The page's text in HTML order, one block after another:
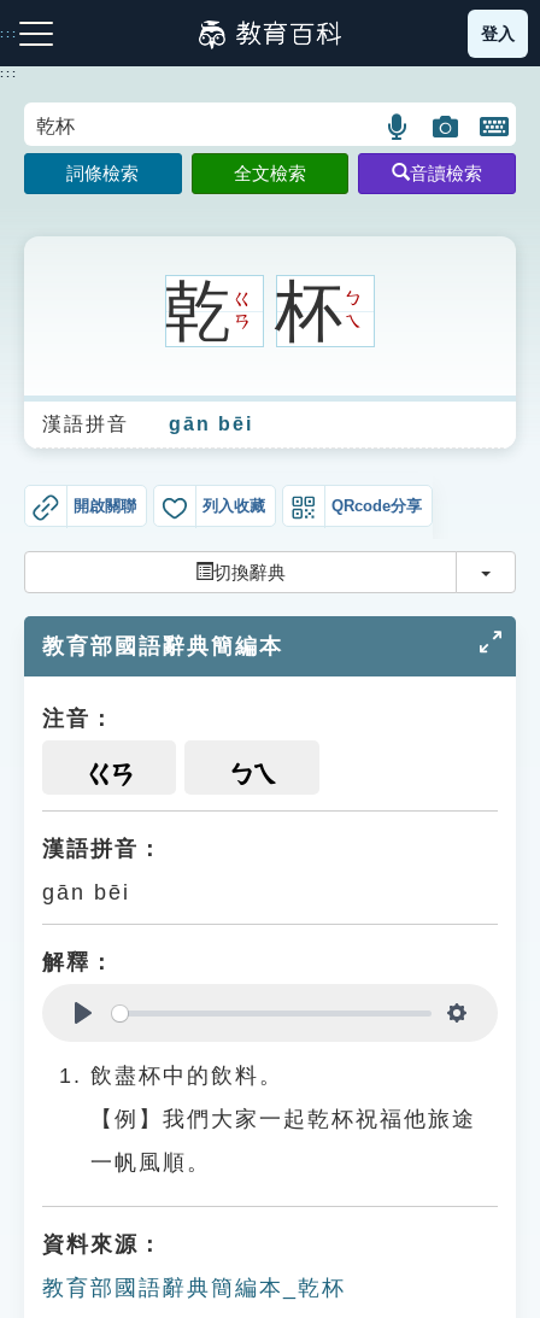
到
主
:::
注音索引圖示 筆畫索引圖示 部首索引表圖示
生字詞彙表
成語故事
索引選單
單字索引
遊戲專區
貓頭鷹博士
登入
:::
語
言
搜
圖
片
搜
開
鍵
圖
詞條檢索 全文檢索 音讀檢索
乾ㄍ
ㄢ
杯ㄅ
ㄟ
漢語拼音 gān bēi
開啟關聯 列入收藏 QRcode分享
切換辭典 切換
教育部國語辭典簡編本
注音：
ㄍㄢ ㄅㄟ
漢語拼音：
gān bēi
解釋：
飲盡杯中的飲料。
【例】我們大家一起乾杯祝福他旅途
一帆風順。
資料來源：
教育部國語辭典簡編本_乾杯